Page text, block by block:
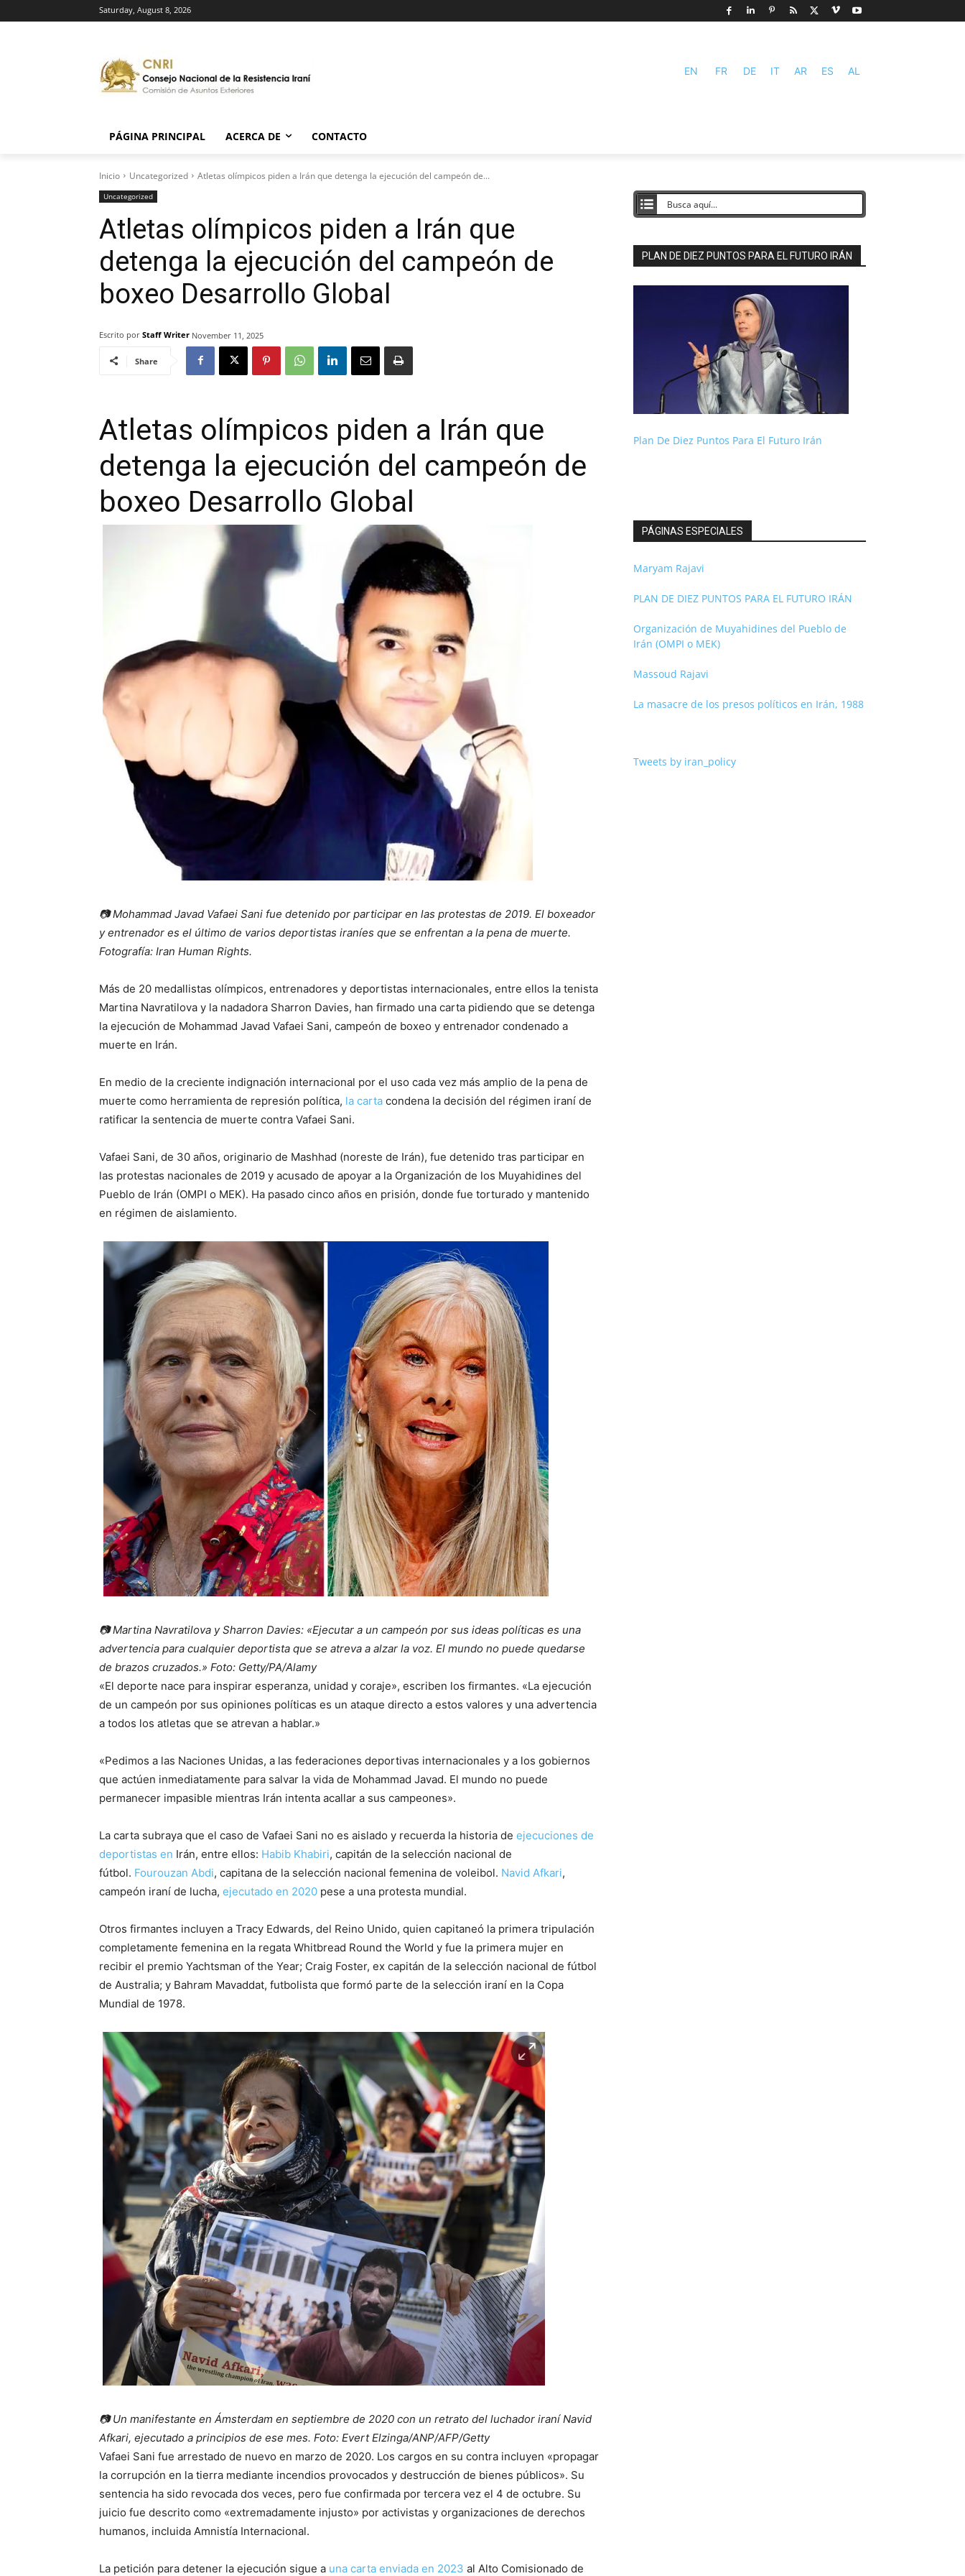
Saturday, August 8, 2026
EN FR DE IT AR ES AL
PÁGINA PRINCIPAL ACERCA DE CONTACTO
Inicio Uncategorized Atletas olímpicos piden a Irán que detenga la ejecución del campeón de...
Uncategorized
Atletas olímpicos piden a Irán que
detenga la ejecución del campeón de
boxeo Desarrollo Global
Escrito por Staff Writer November 11, 2025
Share
Atletas olímpicos piden a Irán que
detenga la ejecución del campeón de
boxeo Desarrollo Global
📷 Mohammad Javad Vafaei Sani fue detenido por participar en las protestas de 2019. El boxeador
y entrenador es el último de varios deportistas iraníes que se enfrentan a la pena de muerte.
Fotografía: Iran Human Rights.
Más de 20 medallistas olímpicos, entrenadores y deportistas internacionales, entre ellos la tenista
Martina Navratilova y la nadadora Sharron Davies, han firmado una carta pidiendo que se detenga
la ejecución de Mohammad Javad Vafaei Sani, campeón de boxeo y entrenador condenado a
muerte en Irán.
En medio de la creciente indignación internacional por el uso cada vez más amplio de la pena de
muerte como herramienta de represión política, la carta condena la decisión del régimen iraní de
ratificar la sentencia de muerte contra Vafaei Sani.
Vafaei Sani, de 30 años, originario de Mashhad (noreste de Irán), fue detenido tras participar en
las protestas nacionales de 2019 y acusado de apoyar a la Organización de los Muyahidines del
Pueblo de Irán (OMPI o MEK). Ha pasado cinco años en prisión, donde fue torturado y mantenido
en régimen de aislamiento.
📷Martina Navratilova y Sharron Davies: «Ejecutar a un campeón por sus ideas políticas es una
advertencia para cualquier deportista que se atreva a alzar la voz. El mundo no puede quedarse
de brazos cruzados.» Foto: Getty/PA/Alamy
«El deporte nace para inspirar esperanza, unidad y coraje», escriben los firmantes. «La ejecución
de un campeón por sus opiniones políticas es un ataque directo a estos valores y una advertencia
a todos los atletas que se atrevan a hablar.»
«Pedimos a las Naciones Unidas, a las federaciones deportivas internacionales y a los gobiernos
que actúen inmediatamente para salvar la vida de Mohammad Javad. El mundo no puede
permanecer impasible mientras Irán intenta acallar a sus campeones».
La carta subraya que el caso de Vafaei Sani no es aislado y recuerda la historia de ejecuciones de
deportistas en Irán, entre ellos: Habib Khabiri, capitán de la selección nacional de
fútbol. Fourouzan Abdi, capitana de la selección nacional femenina de voleibol. Navid Afkari,
campeón iraní de lucha, ejecutado en 2020 pese a una protesta mundial.
Otros firmantes incluyen a Tracy Edwards, del Reino Unido, quien capitaneó la primera tripulación
completamente femenina en la regata Whitbread Round the World y fue la primera mujer en
recibir el premio Yachtsman of the Year; Craig Foster, ex capitán de la selección nacional de fútbol
de Australia; y Bahram Mavaddat, futbolista que formó parte de la selección iraní en la Copa
Mundial de 1978.
📷 Un manifestante en Ámsterdam en septiembre de 2020 con un retrato del luchador iraní Navid
Afkari, ejecutado a principios de ese mes. Foto: Evert Elzinga/ANP/AFP/Getty
Vafaei Sani fue arrestado de nuevo en marzo de 2020. Los cargos en su contra incluyen «propagar
la corrupción en la tierra mediante incendios provocados y destrucción de bienes públicos». Su
sentencia ha sido revocada dos veces, pero fue confirmada por tercera vez el 4 de octubre. Su
juicio fue descrito como «extremadamente injusto» por activistas y organizaciones de derechos
humanos, incluida Amnistía Internacional.
La petición para detener la ejecución sigue a una carta enviada en 2023 al Alto Comisionado de
PLAN DE DIEZ PUNTOS PARA EL FUTURO IRÁN
Plan De Diez Puntos Para El Futuro Irán
PÁGINAS ESPECIALES
Maryam Rajavi
PLAN DE DIEZ PUNTOS PARA EL FUTURO IRÁN
Organización de Muyahidines del Pueblo de
Irán (OMPI o MEK)
Massoud Rajavi
La masacre de los presos políticos en Irán, 1988
Tweets by iran_policy